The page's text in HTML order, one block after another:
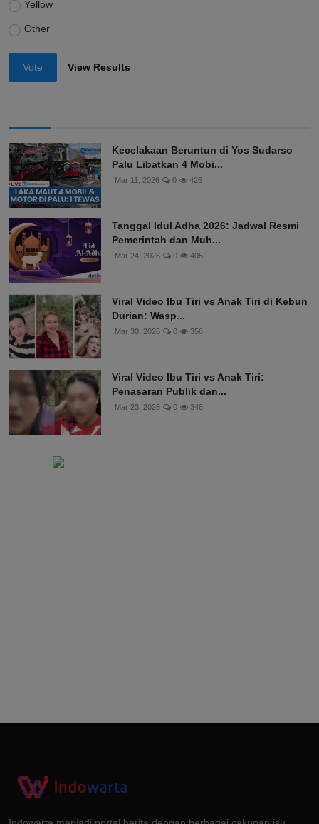
Yellow
Other
Vote View Results
Kecelakaan Beruntun di Yos Sudarso
Palu Libatkan 4 Mobi...
Mar 11, 2026 0 425
Tanggal Idul Adha 2026: Jadwal Resmi
Pemerintah dan Muh...
Mar 24, 2026 0 405
Viral Video Ibu Tiri vs Anak Tiri di Kebun
Durian: Wasp...
Mar 30, 2026 0 356
Viral Video Ibu Tiri vs Anak Tiri:
Penasaran Publik dan...
Mar 23, 2026 0 348